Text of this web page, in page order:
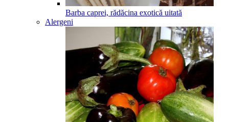
Barba caprei, rădăcina exotică uitată
Alergeni